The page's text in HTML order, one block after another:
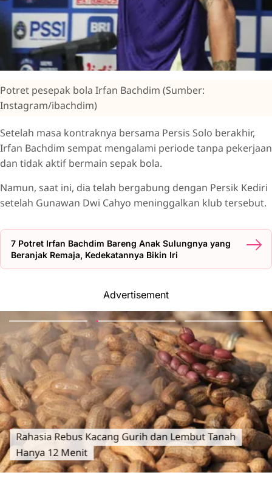
Potret pesepak bola Irfan Bachdim (Sumber:
Instagram/ibachdim)
Setelah masa kontraknya bersama Persis Solo berakhir,
Irfan Bachdim sempat mengalami periode tanpa pekerjaan
dan tidak aktif bermain sepak bola.
Namun, saat ini, dia telah bergabung dengan Persik Kediri
setelah Gunawan Dwi Cahyo meninggalkan klub tersebut.
7 Potret Irfan Bachdim Bareng Anak Sulungnya yang
Beranjak Remaja, Kedekatannya Bikin Iri
Advertisement
Rahasia Rebus Kacang Gurih dan Lembut Tanah
Hanya 12 Menit